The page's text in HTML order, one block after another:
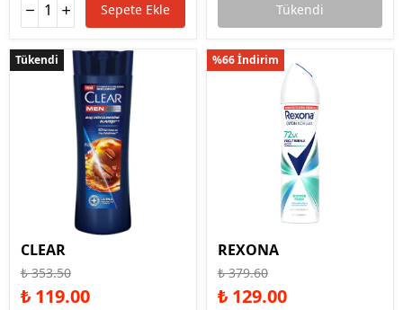
Sepete Ekle Tükendi
Tükendi
Tükendi
CLEAR
₺ 353.50
₺ 119.00
%66 İndirim
REXONA
₺ 379.60
₺ 129.00